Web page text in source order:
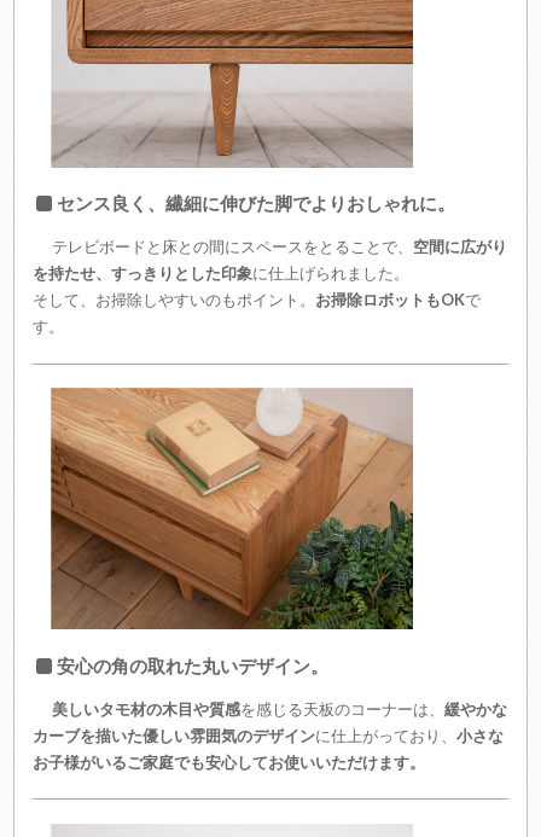
センス良く、繊細に伸びた脚でよりおしゃれに。
テレビボードと床との間にスペースをとることで、 空間に広がり
を持たせ、すっきりとした印象に仕上げられました。
そして、お掃除しやすいのもポイント。 お掃除ロボットもOKで
す。
安心の角の取れた丸いデザイン。
美しいタモ材の木目や質感を感じる天板のコーナーは、緩やかな
カーブを描いた優しい雰囲気のデザインに仕上がっており、小さな
お子様がいるご家庭でも安心してお使いいただけます。